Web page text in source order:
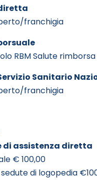
franchigia
RBM Salute
Sanitario
franchigia
di assistenza diretta
€ 100,00
di logopedia